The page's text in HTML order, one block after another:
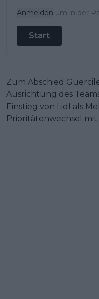
Anmelden um in der
Start
Zum Abschied
Ausrichtung des
Einstieg von Lidl als
Prioritätenwechsel